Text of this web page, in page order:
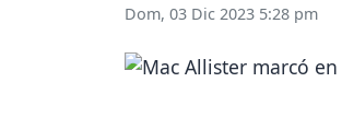
Dom, 03 Dic 2023 5:28 pm